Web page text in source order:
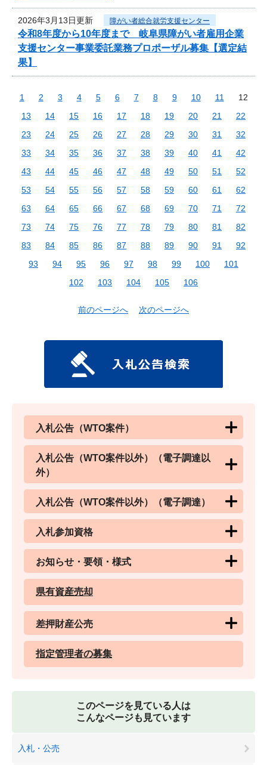
2026年3月13日更新 障がい者総合就労支援センター
令和8年度から10年度まで 岐阜県障がい者雇用企業
支援センター事業委託業務プロポーザル募集【選定結
果】
1 2 3 4 5 6 7 8 9 10 11
12
13
14 15 16 17 18 19 20 21
22
23
24 25 26 27 28 29 30 31
32
33
34 35 36 37 38 39 40 41
42
43
44 45 46 47 48 49 50 51
52
53
54 55 56 57 58 59 60 61
62
63
64 65 66 67 68 69 70 71
72
73
74 75 76 77 78 79 80 81
82
83
84 85 86 87 88 89 90 91
92
93
94 95 96 97 98 99 100
101
102
103 104 105 106
前のページへ 次のページへ
入札公告（WTO案件）
入札公告（WTO案件以外）（電子調達以
外）
入札公告（WTO案件以外）（電子調達）
入札参加資格
お知らせ・要領・様式
県有資産売却
差押財産公売
指定管理者の募集
このページを見ている人は
こんなページも見ています
入札・公売